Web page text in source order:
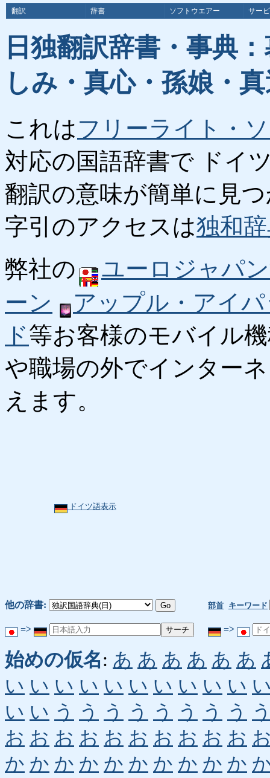
翻訳 辞書 ソフトウエアー サー
日独翻訳辞書・事典
しみ・真心・孫娘・
これはフリーライト・
対応の国語辞書で ドイ
翻訳の意味が簡単に見
字引のアクセスは独和
弊社の
ユーロジャパ
ーン
アップル・アイ
ド等お客様のモバイル
や職場の外でインター
えます。
ドイツ語表示
他の辞書: 部首 キーワード
=> =>
始めの仮名: あ あ あ あ あ あ
い い い い い い い い い い
い い う う う う う う う う
お お お お お お お お お お
か か か か か か か か か か